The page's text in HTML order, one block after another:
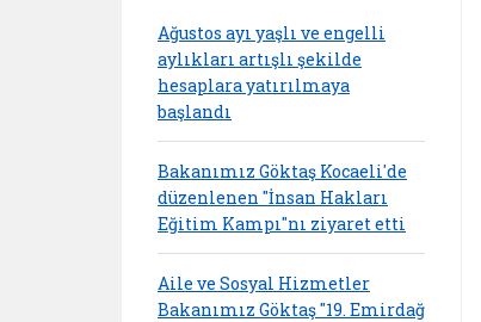
Ağustos ayı yaşlı ve engelli
aylıkları artışlı şekilde
hesaplara yatırılmaya
başlandı
Bakanımız Göktaş Kocaeli'de
düzenlenen "İnsan Hakları
Eğitim Kampı"nı ziyaret etti
Aile ve Sosyal Hizmetler
Bakanımız Göktaş "19. Emirdağ